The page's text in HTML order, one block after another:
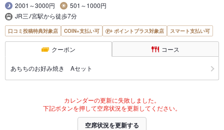
2001～3000円
501～1000円
JR三ﾉ宮駅から徒歩7分
口コミ投稿特典対象店 COIN+支払い可 ポイントプラス対象店 スマート支払い可
クーポン コース
あちちのお好み焼き Aセット
カレンダーの更新に失敗しました。
下記ボタンを押して空席状況を更新してください。
空席状況を更新する